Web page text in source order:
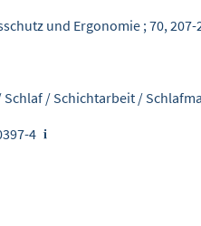
und Ergonomie ; 70, 207-
Schlaf / Schichtarbeit /
4